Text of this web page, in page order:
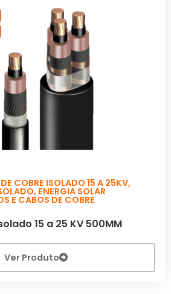
COBRE ISOLADO 15 A 25KV,
, ENERGIA SOLAR
E CABOS DE COBRE
15 a 25 KV 500MM
Ver Produto